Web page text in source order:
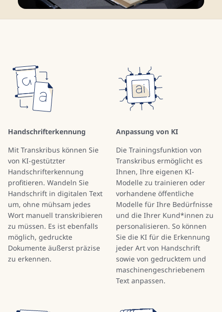
Handschrifterkennung
Mit Transkribus können Sie
von KI-gestützter
Handschrifterkennung
profitieren. Wandeln Sie
Handschrift in digitalen Text
um, ohne mühsam jedes
Wort manuell transkribieren
zu müssen. Es ist ebenfalls
möglich, gedruckte
Dokumente äußerst präzise
zu erkennen.
Anpassung von KI
Die Trainingsfunktion von
Transkribus ermöglicht es
Ihnen, Ihre eigenen KI-
Modelle zu trainieren oder
vorhandene öffentliche
Modelle für Ihre Bedürfnisse
und die Ihrer Kund*innen zu
personalisieren. So können
Sie die KI für die Erkennung
jeder Art von Handschrift
sowie von gedrucktem und
maschinengeschriebenem
Text anpassen.